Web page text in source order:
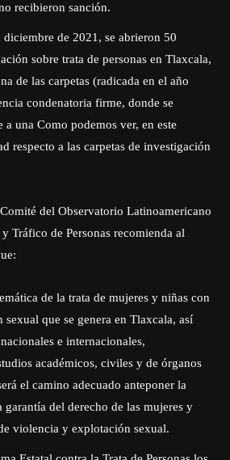
recibieron sanción.
diciembre de 2021, se abrieron 50
sobre trata de personas en Tlaxcala,
de las carpetas (radicada en el año
condenatoria firme, donde se
a una Como podemos ver, en este
respecto a las carpetas de investigación
del Observatorio Latinoamericano
Tráfico de Personas recomienda al
de la trata de mujeres y niñas con
que se genera en Tlaxcala, así
e internacionales,
académicos, civiles y de órganos
el camino adecuado anteponer la
garantía del derecho de las mujeres y
violencia y explotación sexual.